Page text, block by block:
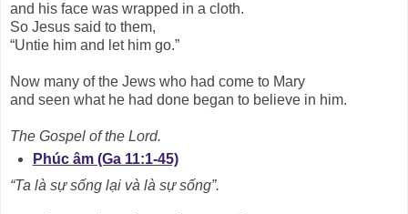
and his face was wrapped in a cloth.
So Jesus said to them,
“Untie him and let him go.”
Now many of the Jews who had come to Mary
and seen what he had done began to believe in him.
The Gospel of the Lord.
Phúc âm (Ga 11:1-45)
“Ta là sự sống lại và là sự sống”.